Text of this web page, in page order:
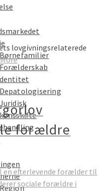
Børnefamilier
Forælderskab
Depatologisering
Juridisk
lovgivningsrelaterede
forældre